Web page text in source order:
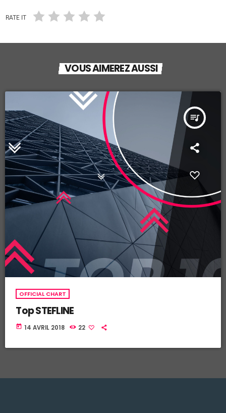
RATE IT
VOUS AIMEREZ AUSSI
queue_music
OFFICIAL CHART
Top STEFLINE
today 14 AVRIL 2018 22